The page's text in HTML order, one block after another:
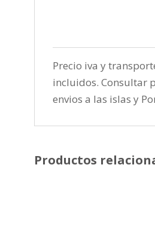
Precio iva y
incluidos. Consultar
envios a las islas y
Productos